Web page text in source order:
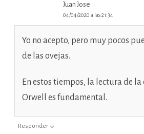
Juan Jose
04/04/2020 a las 21:34
Yo no acepto, pero muy pocos
de las ovejas.
En estos tiempos, la lectura de la
Orwell es fundamental.
Responder ↓